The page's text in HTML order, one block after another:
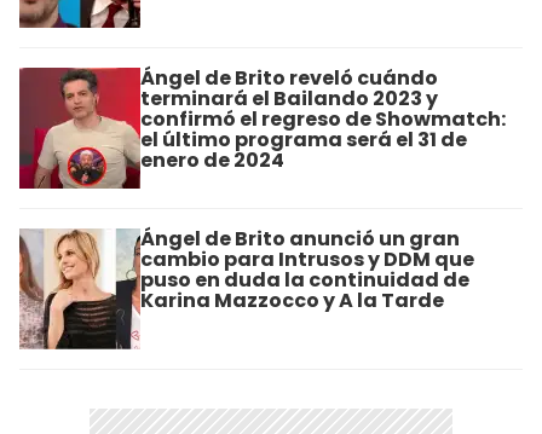
Ángel de Brito reveló cuándo
terminará el Bailando 2023 y
confirmó el regreso de Showmatch:
el último programa será el 31 de
enero de 2024
Ángel de Brito anunció un gran
cambio para Intrusos y DDM que
puso en duda la continuidad de
Karina Mazzocco y A la Tarde